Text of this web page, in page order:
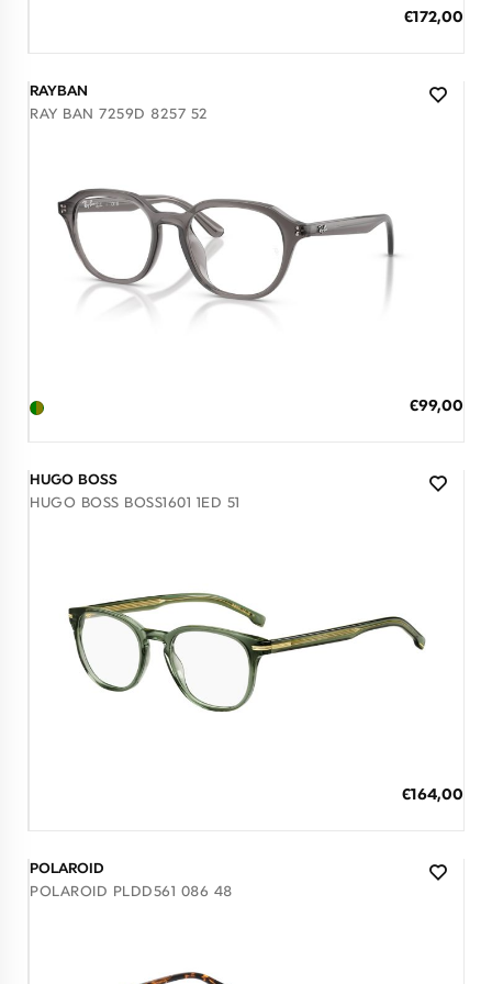
Ειδική
€172,00
RAYBAN
RAY BAN 7259D 8257 52
Ειδική
€99,00
HUGO BOSS
HUGO BOSS BOSS1601 1ED 51
Ειδική
€164,00
POLAROID
POLAROID PLDD561 086 48